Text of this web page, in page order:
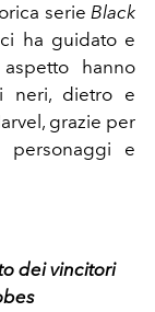
serie Black
ha guidato e
hanno
neri, dietro e
grazie per
personaggi e
dei vincitori